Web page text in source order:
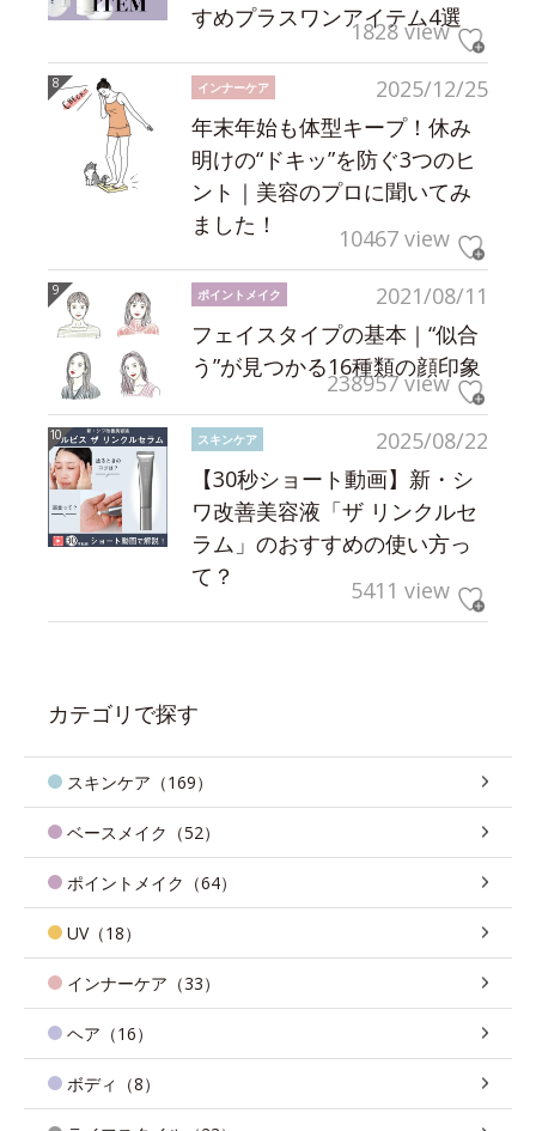
すめプラスワンアイテム4選
1828 view
2025/12/25
インナーケア
年末年始も体型キープ！休み
明けの“ドキッ”を防ぐ3つのヒ
ント｜美容のプロに聞いてみ
ました！
10467 view
2021/08/11
ポイントメイク
フェイスタイプの基本｜“似合
う”が見つかる16種類の顔印象
238957 view
2025/08/22
スキンケア
【30秒ショート動画】新・シ
ワ改善美容液「ザ リンクルセ
ラム」のおすすめの使い方っ
て？
5411 view
カテゴリで探す
スキンケア（169）
ベースメイク（52）
ポイントメイク（64）
UV（18）
インナーケア（33）
ヘア（16）
ボディ（8）